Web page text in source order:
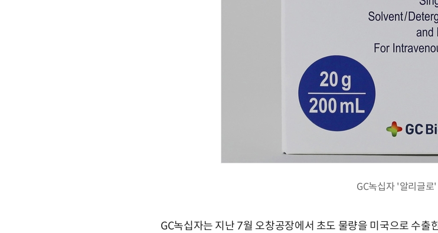
GC녹십자 '알리글로'
GC녹십자는 지난 7월 오창공장에서 초도 물량을 미국으로 수출